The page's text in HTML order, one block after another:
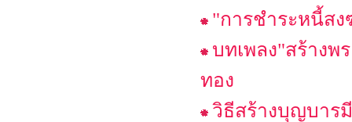
"การชำระหนี้ส
บทเพลง"สร้างพ
ทอง
วิธีสร้างบุญบาร